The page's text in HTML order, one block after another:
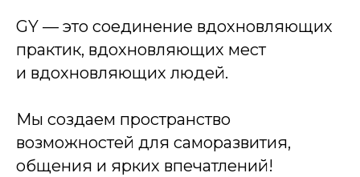
GY — это соединение вдохновляющих
практик, вдохновляющих мест
и вдохновляющих людей.
Мы создаем пространство
возможностей для саморазвития,
общения и ярких впечатлений!